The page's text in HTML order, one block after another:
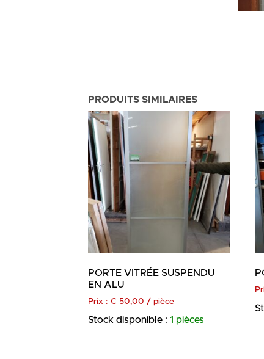
PRODUITS SIMILAIRES
PORTE VITRÉE SUSPENDU
EN ALU
Prix : € 50,00 / pièce
Stock disponible : 1 pièces